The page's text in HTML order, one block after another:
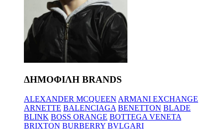
ΔΗΜΟΦΙΛΗ BRANDS
ALEXANDER MCQUEEN ARMANI EXCHANGE
ARNETTE BALENCIAGA BENETTON BLADE
BLINK BOSS ORANGE BOTTEGA VENETA
BRIXTON BURBERRY BVLGARI